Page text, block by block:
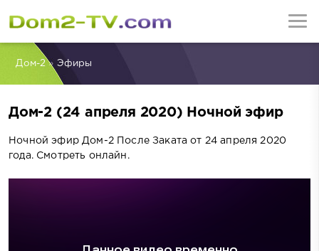
Дом-2» Эфиры
Дом-2 (24 апреля 2020) Ночной эфир
Ночной эфир Дом-2 После Заката от 24 апреля 2020
года. Смотреть онлайн.